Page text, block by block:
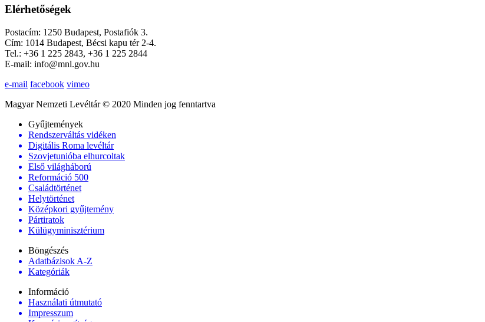
Elérhetőségek
Postacím: 1250 Budapest, Postafiók 3.
Cím: 1014 Budapest, Bécsi kapu tér 2-4.
Tel.: +36 1 225 2843, +36 1 225 2844
E-mail: info@mnl.gov.hu
e-mail facebook vimeo
Magyar Nemzeti Levéltár © 2020 Minden jog fenntartva
Gyűjtemények
Rendszerváltás vidéken
Digitális Roma levéltár
Szovjetunióba elhurcoltak
Első világháború
Reformáció 500
Családtörténet
Helytörténet
Középkori gyűjtemény
Pártiratok
Külügyminisztérium
Böngészés
Adatbázisok A-Z
Kategóriák
Információ
Használati útmutató
Impresszum